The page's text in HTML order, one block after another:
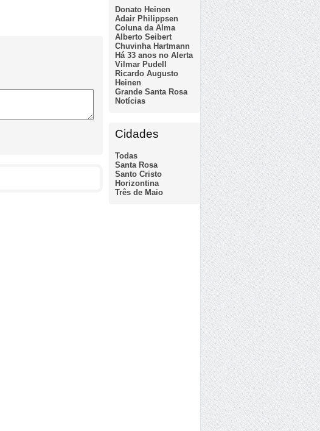
Donato Heinen
Adair Philippsen
Coluna da Alma
Alberto Seibert
Chuvinha Hartmann
Há 33 anos no Alerta
Vilmar Pudell
Ricardo Augusto
Heinen
Grande Santa Rosa
Notícias
Cidades
Todas
Santa Rosa
Santo Cristo
Horizontina
Três de Maio